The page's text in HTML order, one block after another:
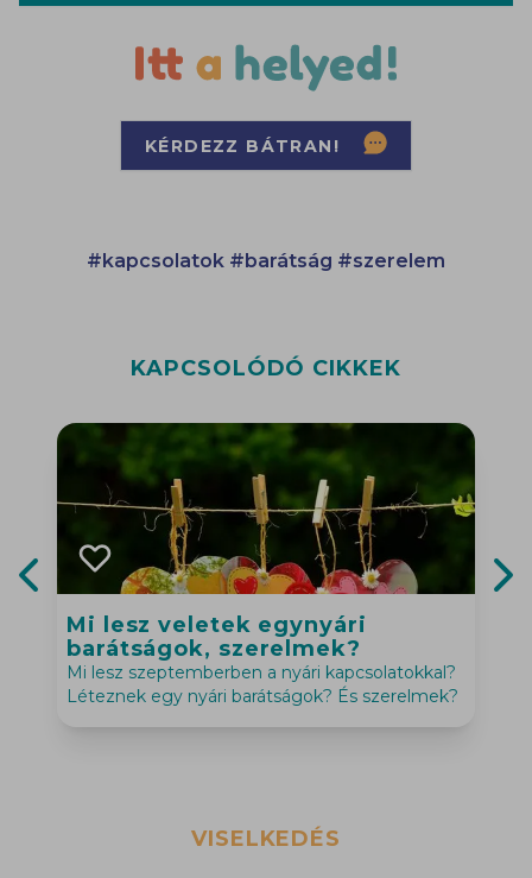
KÉRDEZZ BÁTRAN!
#kapcsolatok #barátság #szerelem
KAPCSOLÓDÓ CIKKEK
Mi lesz veletek egynyári
barátságok, szerelmek?
Mi lesz szeptemberben a nyári kapcsolatokkal?
Léteznek egy nyári barátságok? És szerelmek?
Previous slide
VISELKEDÉS